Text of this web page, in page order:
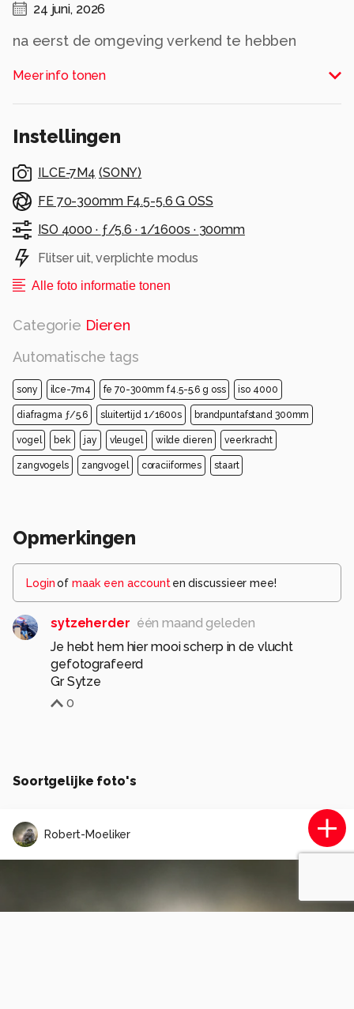
24 juni, 2026
na eerst de omgeving verkend te hebben
Alle rechten voorbehouden
Meer info tonen
Instellingen
ILCE-7M4 (SONY)
FE 70-300mm F4.5-5.6 G OSS
ISO 4000 · ƒ/5.6 · 1/1600s · 300mm
Flitser uit, verplichte modus
Alle foto informatie tonen
Categorie Dieren
Automatische tags
sony ilce-7m4 fe 70-300mm f4.5-5.6 g oss iso 4000
diafragma ƒ/5.6 sluitertijd 1/1600s brandpuntafstand 300mm
vogel bek jay vleugel wilde dieren veerkracht
zangvogels zangvogel coraciiformes staart
Opmerkingen
Loginof maak een account en discussieer mee!
sytzeherder één maand geleden
Je hebt hem hier mooi scherp in de vlucht
gefotografeerd
Gr Sytze
0
Soortgelijke foto's
Robert-Moeliker